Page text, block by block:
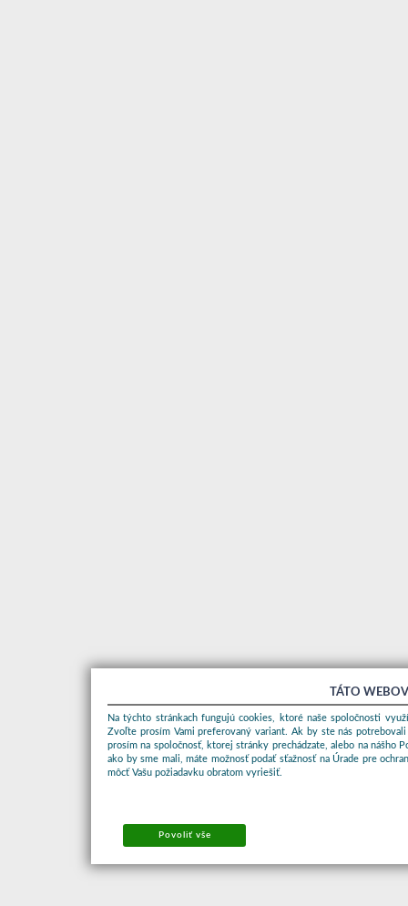
TÁTO
Na týchto stránkach fungujú cookies, ktoré naše spoločnosti
Zvoľte prosím Vami preferovaný variant. Ak by ste nás
prosím na spoločnosť, ktorej stránky prechádzate, alebo na nášho
ako by sme mali, máte možnosť podať sťažnosť na Úrade pre
môcť Vašu požiadavku obratom vyriešiť.
Povoliť vše